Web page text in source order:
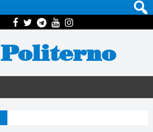
Politerno